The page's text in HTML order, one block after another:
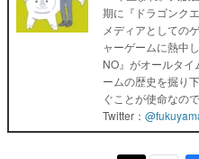
期に『ドラゴンク
メディアとしての
ャーゲームに熱中
NO』がオールタ
ームの歴史を掘り
ぐことが使命なの
Twitter：